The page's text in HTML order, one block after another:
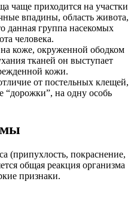
чаще приходится на участки
впадины, область живота,
данная группа насекомых
человека.
коже, окруженной ободком
тканей он выступает
кожи.
от постельных клещей,
“дорожки”, на одну особь
(припухлость, покраснение,
общая реакция организма
признаки.